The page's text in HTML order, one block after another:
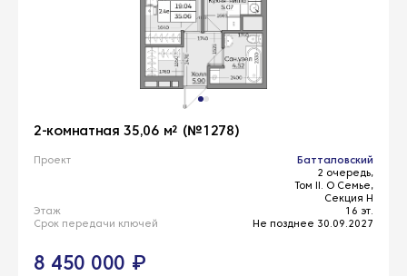
2-комнатная 35,06 м² (№1278)
Проект
Батталовский
2 очередь,
Том II. О Семье,
Секция Н
Этаж
16 эт.
Срок передачи ключей
Не позднее 30.09.2027
8 450 000 ₽